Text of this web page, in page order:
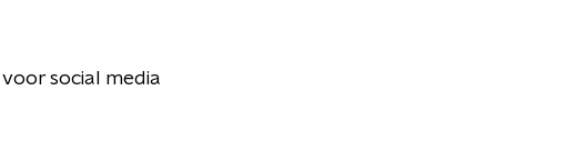
voor social media